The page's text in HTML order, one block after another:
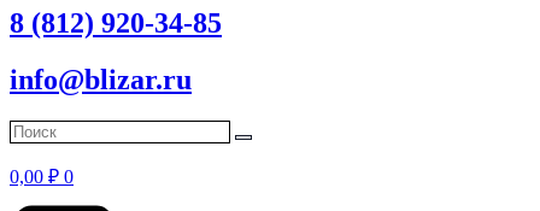
8 (812) 920-34-85
info@blizar.ru
0,00 ₽ 0